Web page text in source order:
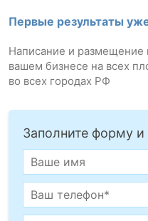
Первые результаты
Написание и размещение
вашем бизнесе на всех
во всех городах РФ
Заполните форму